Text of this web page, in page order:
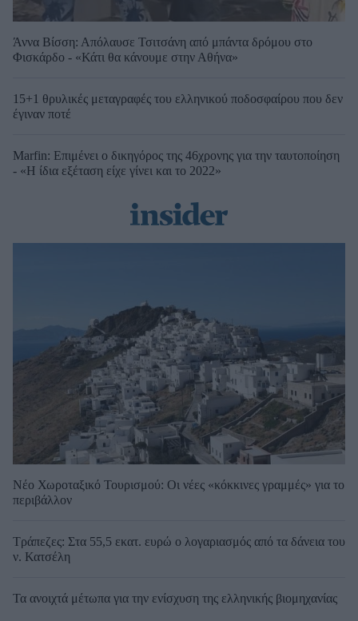
Άννα Βίσση: Απόλαυσε Τσιτσάνη από μπάντα δρόμου στο
Φισκάρδο - «Κάτι θα κάνουμε στην Αθήνα»
15+1 θρυλικές μεταγραφές του ελληνικού ποδοσφαίρου που δεν
έγιναν ποτέ
Marfin: Επιμένει ο δικηγόρος της 46χρονης για την ταυτοποίηση
- «Η ίδια εξέταση είχε γίνει και το 2022»
Νέο Χωροταξικό Τουρισμού: Οι νέες «κόκκινες γραμμές» για το
περιβάλλον
Τράπεζες: Στα 55,5 εκατ. ευρώ ο λογαριασμός από τα δάνεια του
ν. Κατσέλη
Τα ανοιχτά μέτωπα για την ενίσχυση της ελληνικής βιομηχανίας